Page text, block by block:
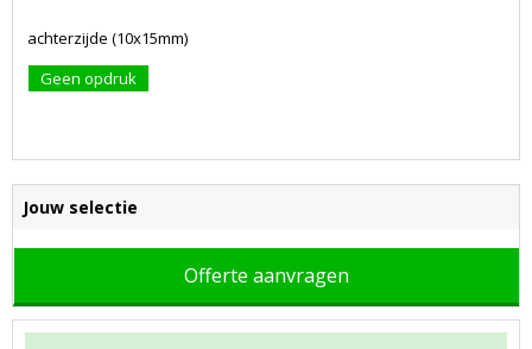
achterzijde (10x15mm)
Geen opdruk
Jouw selectie
Offerte aanvragen